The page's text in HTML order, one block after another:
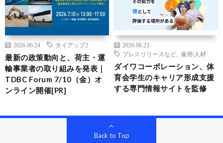
2026.06.24 タイアップ2
最新の政策動向と、荷主・運
輸事業者の取り組みを発表｜
TDBC Forum 7/10（金）オ
ンライン開催[PR]
2026.06.23
プレスリリースなど
雇用/人材
ダイワコーポレーション、体
育会学生のキャリア形成支援
する専門情報サイトを監修
Back to Top